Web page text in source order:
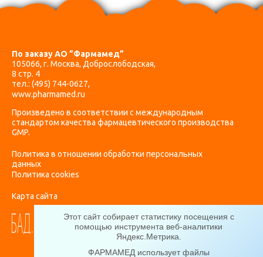
Этот сайт собирает статистику посещения с
помощью инструмента веб-аналитики
Яндекс.Метрика
ФАРМАМЕД использует файлы
По заказу АО ”Фармамед”
105066, г. Москва, Доброслободская,
8 стр. 4
тел.: (495) 744-0627,
www.pharmamed.ru
Произведено в соответствии с международным
стандартом качества фармацевтического производства
GMP.
Политика в отношении обработки персональных
данных
Политика cookies
Карта сайта